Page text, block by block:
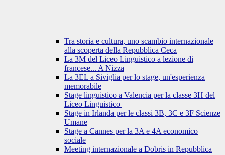
Tra storia e cultura, uno scambio internazionale
alla scoperta della Repubblica Ceca
La 3M del Liceo Linguistico a lezione di
francese... A Nizza
La 3EL a Siviglia per lo stage, un'esperienza
memorabile
Stage linguistico a Valencia per la classe 3H del
Liceo Linguistico
Stage in Irlanda per le classi 3B, 3C e 3F Scienze
Umane
Stage a Cannes per la 3A e 4A economico
sociale
Meeting internazionale a Dobris in Repubblica